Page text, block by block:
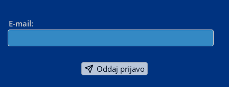
E-mail:
Oddaj prijavo